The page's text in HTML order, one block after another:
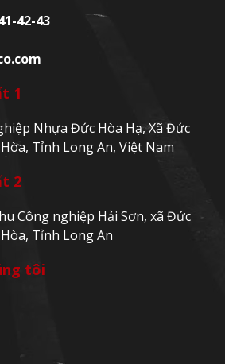
42-43
1
Nhựa Đức Hòa Hạ, Xã Đức
Tỉnh Long An, Việt Nam
2
Công nghiệp Hải Sơn, xã Đức
Tỉnh Long An
tôi